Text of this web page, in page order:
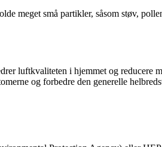
meget små partikler, såsom støv,
luftkvaliteten i hjemmet og reducere
og forbedre den generelle